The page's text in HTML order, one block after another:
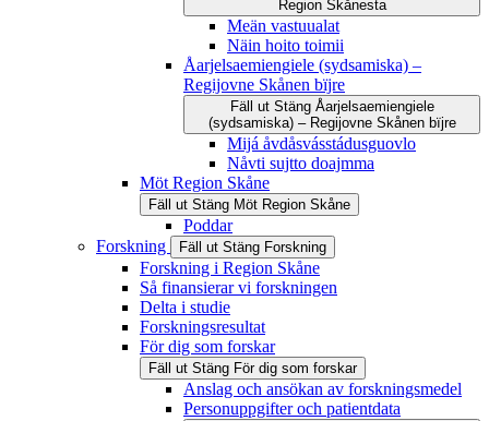
Region Skånesta
Meän vastuualat
Näin hoito toimii
Åarjelsaemiengiele (sydsamiska) –
Regijovne Skånen bïjre
Fäll ut Stäng Åarjelsaemiengiele
(sydsamiska) – Regijovne Skånen bïjre
Mijá åvdåsvásstádusguovlo
Nåvti sujtto doajmma
Möt Region Skåne
Fäll ut Stäng Möt Region Skåne
Poddar
Forskning
Fäll ut Stäng Forskning
Forskning i Region Skåne
Så finansierar vi forskningen
Delta i studie
Forskningsresultat
För dig som forskar
Fäll ut Stäng För dig som forskar
Anslag och ansökan av forskningsmedel
Personuppgifter och patientdata